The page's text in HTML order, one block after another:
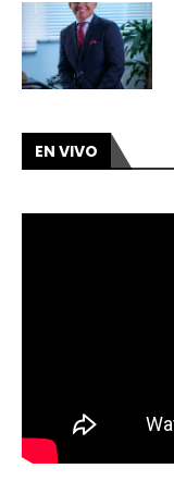
EN VIVO